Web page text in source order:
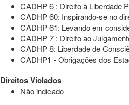
CADHP 6 : Direito à Liberdade
CADHP 60: Inspirando-se no
CADHP 61: Levando em
CADHP 7 : Direito ao
CADHP 8: Liberdade de
CADHP1 - Obrigações dos
Direitos Violados
Não indicado